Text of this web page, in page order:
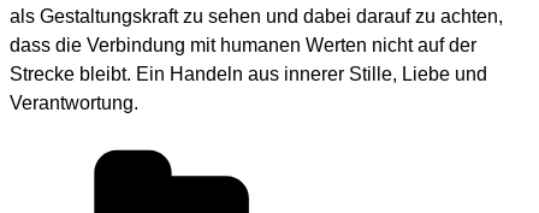
als Gestaltungskraft zu sehen und dabei darauf zu achten,
dass die Verbindung mit humanen Werten nicht auf der
Strecke bleibt. Ein Handeln aus innerer Stille, Liebe und
Verantwortung.